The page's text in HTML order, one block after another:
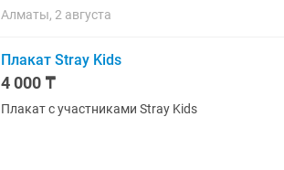
Алматы, 2 августа
Плакат Stray Kids
4 000 ₸
Плакат с участниками Stray Kids